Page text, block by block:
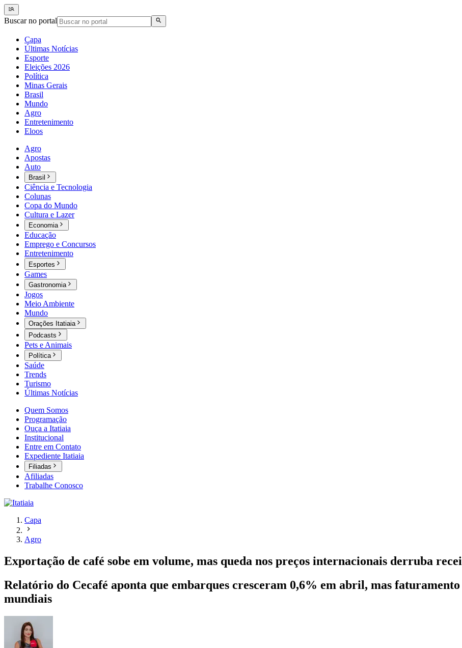
Buscar no portal
Capa
Últimas Notícias
Esporte
Eleições 2026
Política
Minas Gerais
Brasil
Mundo
Agro
Entretenimento
Eloos
Agro
Apostas
Auto
Brasil
Ciência e Tecnologia
Colunas
Copa do Mundo
Cultura e Lazer
Economia
Educação
Emprego e Concursos
Entretenimento
Esportes
Games
Gastronomia
Jogos
Meio Ambiente
Mundo
Orações Itatiaia
Podcasts
Pets e Animais
Política
Saúde
Trends
Turismo
Últimas Notícias
Quem Somos
Programação
Ouça a Itatiaia
Institucional
Entre em Contato
Expediente Itatiaia
Filiadas
Afiliadas
Trabalhe Conosco
Capa
Agro
Exportação de café sobe em volume, mas queda nos preços internacionais derruba
Relatório do Cecafé aponta que embarques cresceram 0,6% em abril, mas
mundiais